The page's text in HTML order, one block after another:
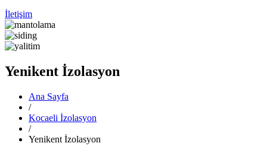
İletişim
Yenikent İzolasyon
Ana Sayfa
/
Kocaeli İzolasyon
/
Yenikent İzolasyon